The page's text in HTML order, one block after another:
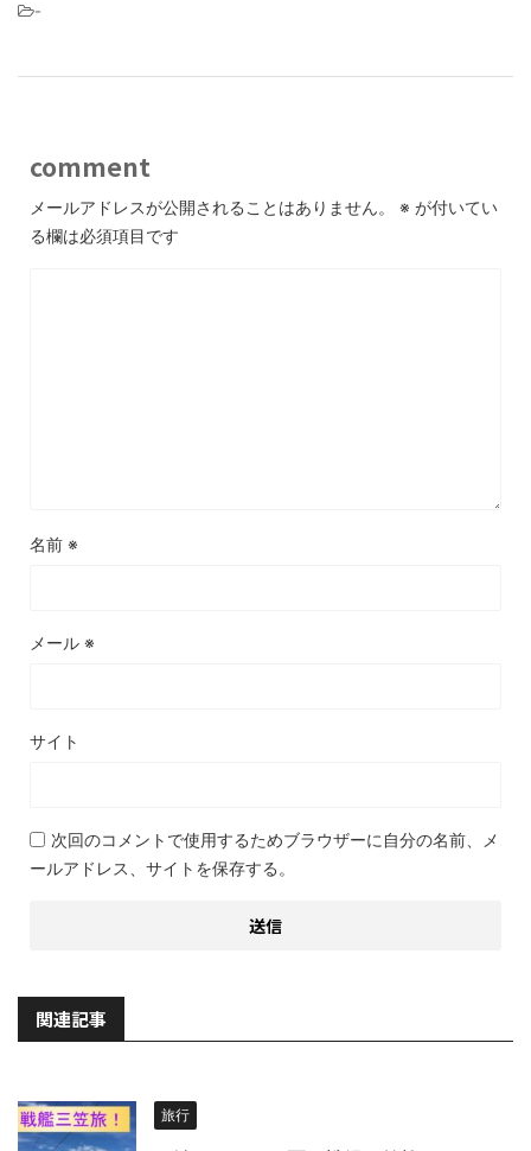
-
comment
メールアドレスが公開されることはありません。 ※ が付いてい
る欄は必須項目です
名前 ※
メール ※
サイト
次回のコメントで使用するためブラウザーに自分の名前、メ
ールアドレス、サイトを保存する。
関連記事
旅行